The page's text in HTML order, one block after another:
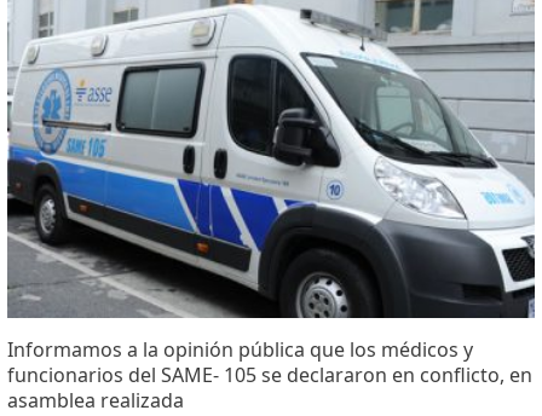
Informamos a la opinión pública que los médicos y
funcionarios del SAME- 105 se declararon en conflicto, en
asamblea realizada